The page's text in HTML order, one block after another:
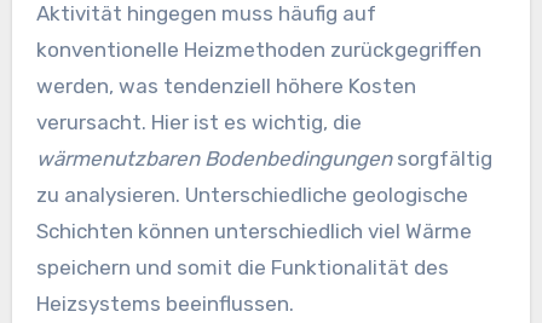
Aktivität hingegen muss häufig auf
konventionelle Heizmethoden zurückgegriffen
werden, was tendenziell höhere Kosten
verursacht. Hier ist es wichtig, die
wärmenutzbaren Bodenbedingungensorgfältig
zu analysieren. Unterschiedliche geologische
Schichten können unterschiedlich viel Wärme
speichern und somit die Funktionalität des
Heizsystems beeinflussen.